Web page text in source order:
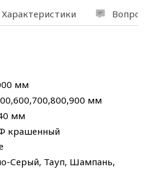
Характеристики
мм
мм
мм
крашенный
Серый, Тауп, Шампань,